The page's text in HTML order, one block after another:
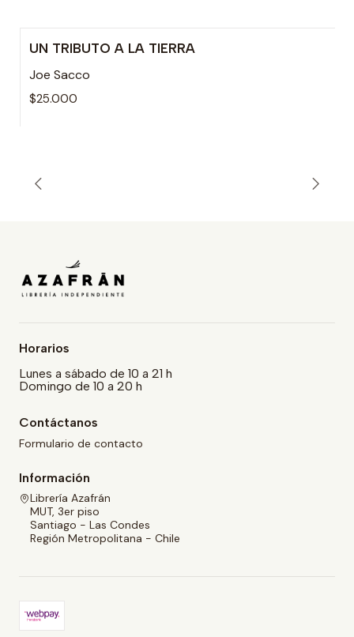
UN TRIBUTO A LA TIERRA
Joe Sacco
$25.000
Horarios
Lunes a sábado de 10 a 21 h
Domingo de 10 a 20 h
Contáctanos
Formulario de contacto
Información
Librería Azafrán
MUT, 3er piso
Santiago - Las Condes
Región Metropolitana - Chile